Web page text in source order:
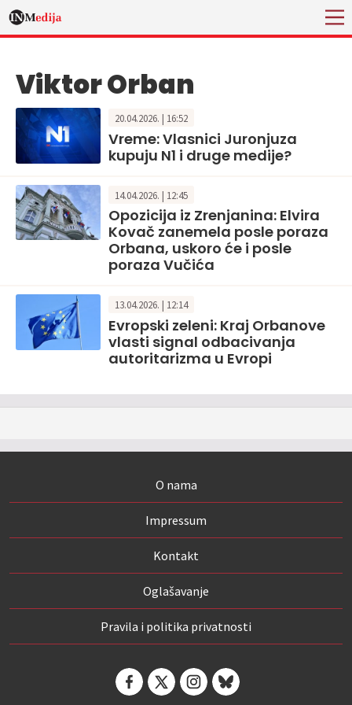
Viktor Orban
20.04.2026. | 16:52
Vreme: Vlasnici Juronjuza
kupuju N1 i druge medije?
14.04.2026. | 12:45
Opozicija iz Zrenjanina: Elvira
Kovač zanemela posle poraza
Orbana, uskoro će i posle
poraza Vučića
13.04.2026. | 12:14
Evropski zeleni: Kraj Orbanove
vlasti signal odbacivanja
autoritarizma u Evropi
O nama
Impressum
Kontakt
Oglašavanje
Pravila i politika privatnosti